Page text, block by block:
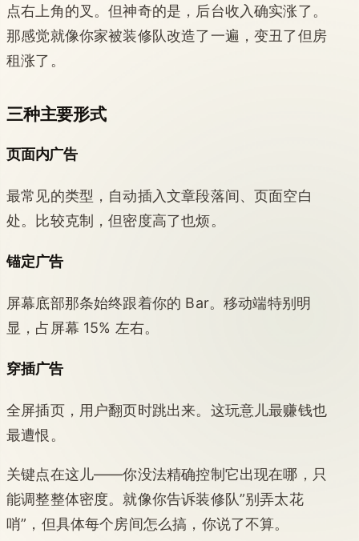
点右上角的叉。但神奇的是，后台收入确实涨了。
那感觉就像你家被装修队改造了一遍，变丑了但房
租涨了。
三种主要形式
页面内广告
最常见的类型，自动插入文章段落间、页面空白
处。比较克制，但密度高了也烦。
锚定广告
屏幕底部那条始终跟着你的 Bar。移动端特别明
显，占屏幕 15% 左右。
穿插广告
全屏插页，用户翻页时跳出来。这玩意儿最赚钱也
最遭恨。
关键点在这儿——你没法精确控制它出现在哪，只
能调整整体密度。就像你告诉装修队”别弄太花
哨”，但具体每个房间怎么搞，你说了不算。